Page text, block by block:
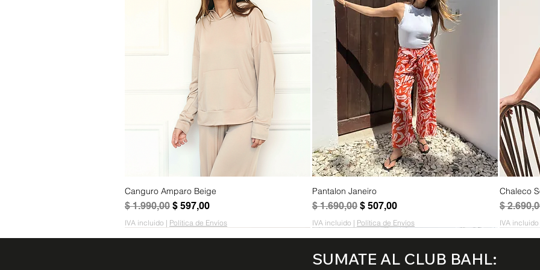
Vista rápida
Canguro Amparo Beige
Precio
$ 1.990,00 Precio de oferta
$ 597,00
IVA incluido | Política de Envíos
Pantalon Janeiro
Precio
$ 1.690,00 Precio de oferta
$ 507,00
IVA incluido | Política de Envíos
Chaleco
Precio
$
IVA incluido
50% OFF - Último AGOTADO
AGOTADO AGOTADO
AGOTADO AGOTADO
AGOTADO AGOTADO
AGOTADO
SUMATE AL CLUB BAHL: